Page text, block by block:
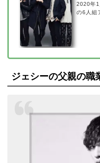
2020年
の6人組
の新世
ズ）に
順を
ます。
プ？出
ジェシーの父親の職